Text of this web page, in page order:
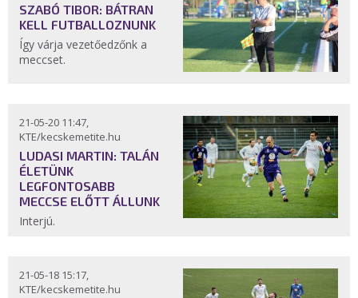
SZABÓ TIBOR: BÁTRAN
KELL FUTBALLOZNUNK
Így várja vezetőedzőnk a
meccset.
21-05-20 11:47,
KTE/kecskemetite.hu
LUDASI MARTIN: TALÁN
ÉLETÜNK
LEGFONTOSABB
MECCSE ELŐTT ÁLLUNK
Interjú.
21-05-18 15:17,
KTE/kecskemetite.hu